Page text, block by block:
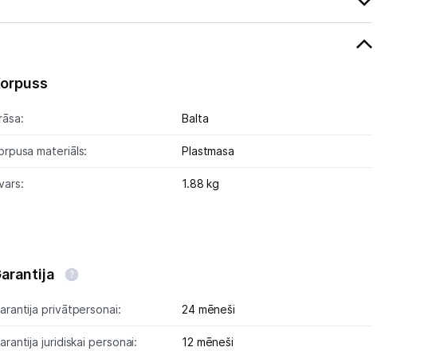
Balta
materiāls: Plastmasa
1.88 kg
privātpersonai: 24 mēneši
juridiskai personai: 12 mēneši